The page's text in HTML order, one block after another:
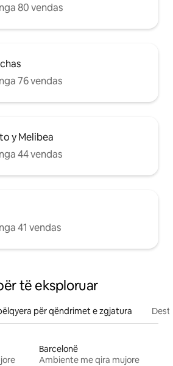
80 vendas
76 vendas
y Melibea
44 vendas
41 vendas
të eksploruar
për qëndrimet e zgjatura
Barcelonë
Ambiente me qira mujore